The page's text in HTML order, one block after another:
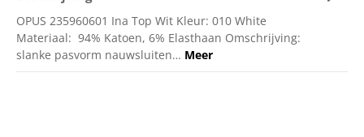
OPUS 235960601 Ina Top Wit Kleur: 010 White
Materiaal: 94% Katoen, 6% Elasthaan Omschrijving:
slanke pasvorm nauwsluiten… Meer